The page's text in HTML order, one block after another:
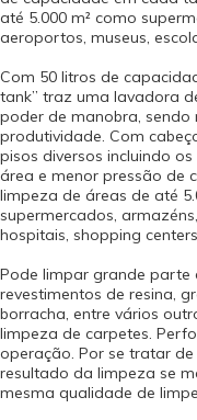
até 5.000 m² como
aeroportos, museus,
Com 50 litros de
tank” traz uma lavadora
poder de manobra,
produtividade. Com
pisos diversos incluindo
área e menor pressão de
limpeza de áreas de até
supermercados,
hospitais, shopping
Pode limpar grande parte
revestimentos de resina,
borracha, entre vários
limpeza de carpetes.
operação. Por se tratar
resultado da limpeza se
mesma qualidade de